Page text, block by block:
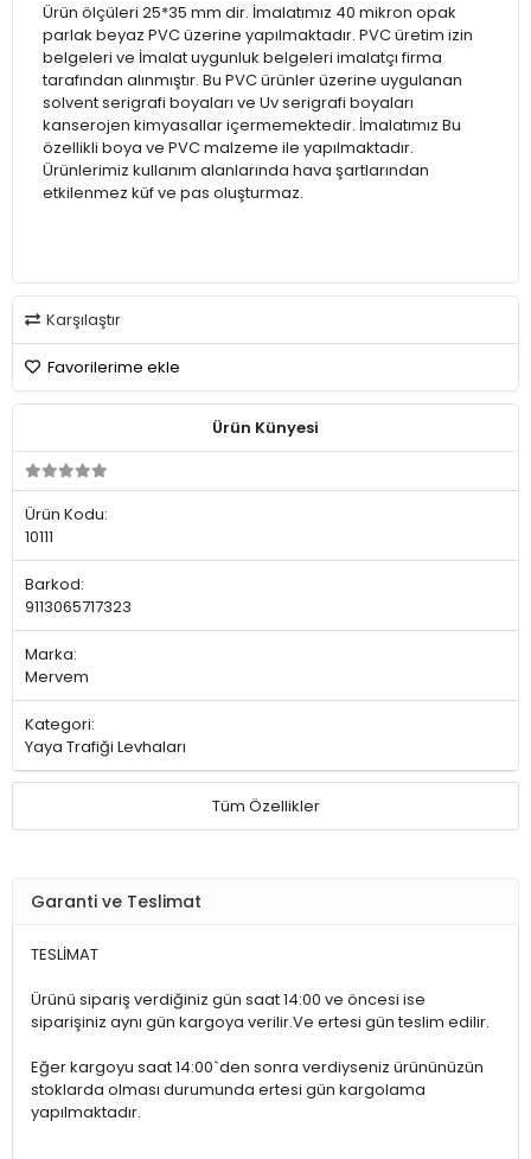
Ürün ölçüleri 25*35 mm dir. İmalatımız 40 mikron opak
parlak beyaz PVC üzerine yapılmaktadır. PVC üretim izin
belgeleri ve İmalat uygunluk belgeleri imalatçı firma
tarafından alınmıştır. Bu PVC ürünler üzerine uygulanan
solvent serigrafi boyaları ve Uv serigrafi boyaları
kanserojen kimyasallar içermemektedir. İmalatımız Bu
özellikli boya ve PVC malzeme ile yapılmaktadır.
Ürünlerimiz kullanım alanlarında hava şartlarından
etkilenmez küf ve pas oluşturmaz.
Karşılaştır
Favorilerime ekle
Ürün Künyesi
Ürün Kodu:
10111
Barkod:
9113065717323
Marka:
Mervem
Kategori:
Yaya Trafiği Levhaları
Tüm Özellikler
Garanti ve Teslimat
TESLİMAT
Ürünü sipariş verdiğiniz gün saat 14:00 ve öncesi ise
siparişiniz aynı gün kargoya verilir.Ve ertesi gün teslim edilir.
Eğer kargoyu saat 14:00`den sonra verdiyseniz ürününüzün
stoklarda olması durumunda ertesi gün kargolama
yapılmaktadır.